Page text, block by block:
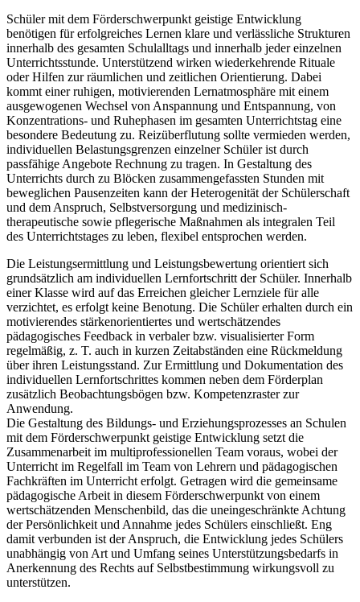
Schüler mit dem Förderschwerpunkt geistige Entwicklung
benötigen für erfolgreiches Lernen klare und verlässliche Strukturen
innerhalb des gesamten Schulalltags und innerhalb jeder einzelnen
Unterrichtsstunde. Unterstützend wirken wiederkehrende Rituale
oder Hilfen zur räumlichen und zeitlichen Orientierung. Dabei
kommt einer ruhigen, motivierenden Lernatmosphäre mit einem
ausgewogenen Wechsel von Anspannung und Entspannung, von
Konzentrations- und Ruhephasen im gesamten Unterrichtstag eine
besondere Bedeutung zu. Reizüberflutung sollte vermieden werden,
individuellen Belastungsgrenzen einzelner Schüler ist durch
passfähige Angebote Rechnung zu tragen. In Gestaltung des
Unterrichts durch zu Blöcken zusammengefassten Stunden mit
beweglichen Pausenzeiten kann der Heterogenität der Schülerschaft
und dem Anspruch, Selbstversorgung und medizinisch-
therapeutische sowie pflegerische Maßnahmen als integralen Teil
des Unterrichtstages zu leben, flexibel entsprochen werden.
Die Leistungsermittlung und Leistungsbewertung orientiert sich
grundsätzlich am individuellen Lernfortschritt der Schüler. Innerhalb
einer Klasse wird auf das Erreichen gleicher Lernziele für alle
verzichtet, es erfolgt keine Benotung. Die Schüler erhalten durch ein
motivierendes stärkenorientiertes und wertschätzendes
pädagogisches Feedback in verbaler bzw. visualisierter Form
regelmäßig, z. T. auch in kurzen Zeitabständen eine Rückmeldung
über ihren Leistungsstand. Zur Ermittlung und Dokumentation des
individuellen Lernfortschrittes kommen neben dem Förderplan
zusätzlich Beobachtungsbögen bzw. Kompetenzraster zur
Anwendung.
Die Gestaltung des Bildungs- und Erziehungsprozesses an Schulen
mit dem Förderschwerpunkt geistige Entwicklung setzt die
Zusammenarbeit im multiprofessionellen Team voraus, wobei der
Unterricht im Regelfall im Team von Lehrern und pädagogischen
Fachkräften im Unterricht erfolgt. Getragen wird die gemeinsame
pädagogische Arbeit in diesem Förderschwerpunkt von einem
wertschätzenden Menschenbild, das die uneingeschränkte Achtung
der Persönlichkeit und Annahme jedes Schülers einschließt. Eng
damit verbunden ist der Anspruch, die Entwicklung jedes Schülers
unabhängig von Art und Umfang seines Unterstützungsbedarfs in
Anerkennung des Rechts auf Selbstbestimmung wirkungsvoll zu
unterstützen.